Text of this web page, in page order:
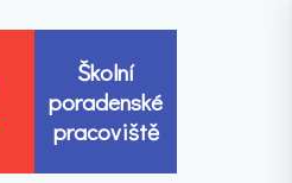
Školní
poradenské
pracoviště